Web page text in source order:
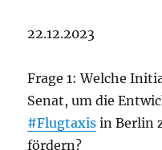
22.12.2023
Frage 1: Welche
Senat, um die
#Flugtaxis in Berlin
fördern?